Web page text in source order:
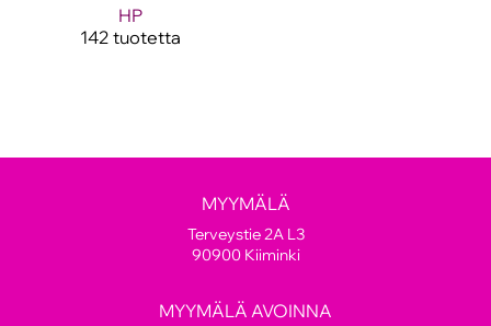
HP
142 tuotetta
MYYMÄLÄ
Terveystie 2A L3
90900 Kiiminki
MYYMÄLÄ AVOINNA